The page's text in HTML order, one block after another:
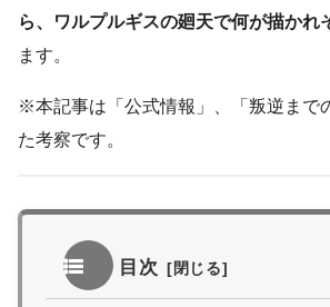
ら、ワルプルギスの廻天で何が描かれ
ます。
※本記事は「公式情報」、「叛逆まで
た考察です。
目次